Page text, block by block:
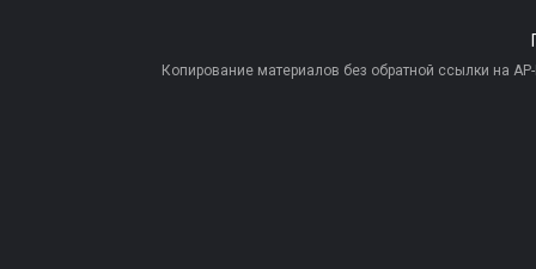
Копирование материалов без обратной ссылки на